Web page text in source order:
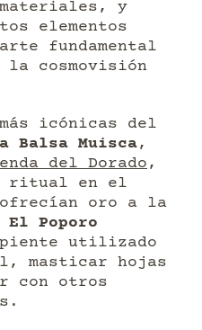
y
elementos
fundamental
cosmovisión
icónicas del
Balsa Muisca,
del Dorado,
ritual en el
oro a la
El Poporo
utilizado
masticar hojas
con otros